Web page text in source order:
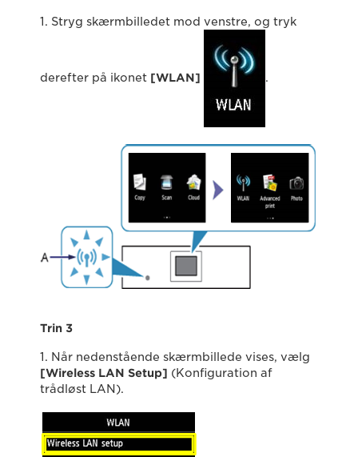
1. Stryg skærmbilledet mod venstre, og tryk
derefter på ikonet [WLAN] .
Trin 3
1. Når nedenstående skærmbillede vises, vælg
[Wireless LAN Setup] (Konfiguration af
trådløst LAN).